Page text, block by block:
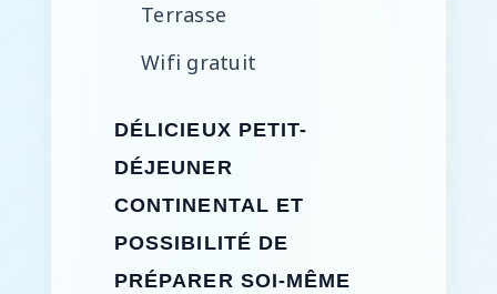
Terrasse
Wifi gratuit
DÉLICIEUX PETIT-
DÉJEUNER
CONTINENTAL ET
POSSIBILITÉ DE
PRÉPARER SOI-MÊME